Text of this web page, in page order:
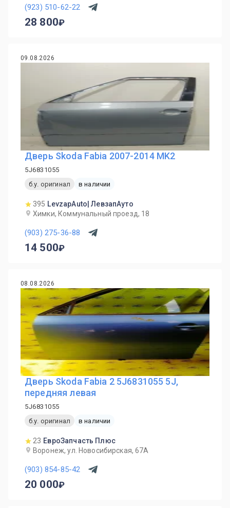
(923) 510-62-22
28 800
09.08.2026
Дверь Skoda Fabia 2007-2014 MK2
5J6831055
б.у. оригинал
в наличии
395 LevzapAuto| ЛевзапАуто
Химки, Коммунальный проезд, 18
(903) 275-36-88
14 500
08.08.2026
Дверь Skoda Fabia 2 5J6831055 5J,
передняя левая
5J6831055
б.у. оригинал
в наличии
23 ЕвроЗапчасть Плюс
Воронеж, ул. Новосибирская, 67А
(903) 854-85-42
20 000